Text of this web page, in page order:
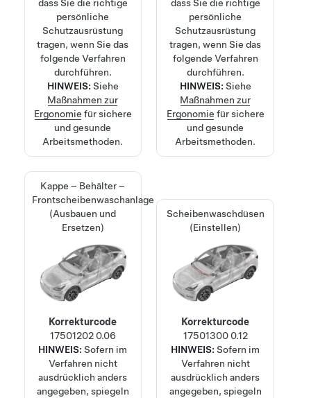
dass Sie die richtige
persönliche
Schutzausrüstung
tragen, wenn Sie das
folgende Verfahren
durchführen.
HINWEIS: Siehe
Maßnahmen zur
Ergonomie für sichere
und gesunde
Arbeitsmethoden.
dass Sie die richtige
persönliche
Schutzausrüstung
tragen, wenn Sie das
folgende Verfahren
durchführen.
HINWEIS: Siehe
Maßnahmen zur
Ergonomie für sichere
und gesunde
Arbeitsmethoden.
Kappe – Behälter –
Frontscheibenwaschanlage
(Ausbauen und
Ersetzen)
Korrekturcode
17501202 0.06
HINWEIS:Sofern im
Verfahren nicht
ausdrücklich anders
angegeben, spiegeln
Scheibenwaschdüsen
(Einstellen)
Korrekturcode
17501300 0.12
HINWEIS:Sofern im
Verfahren nicht
ausdrücklich anders
angegeben, spiegeln